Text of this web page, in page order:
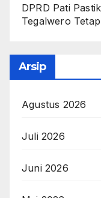
DPRD Pati
Tegalwero
Arsip
Agustus 2026
Juli 2026
Juni 2026